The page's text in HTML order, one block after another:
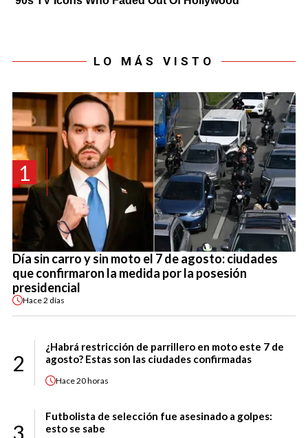
LO MÁS VISTO
1
Día sin carro y sin moto el 7 de agosto: ciudades
que confirmaron la medida por la posesión
presidencial
Hace2 días
2
¿Habrá restricción de parrillero en moto este 7 de
agosto? Estas son las ciudades confirmadas
Hace20 horas
3
Futbolista de selección fue asesinado a golpes:
esto se sabe